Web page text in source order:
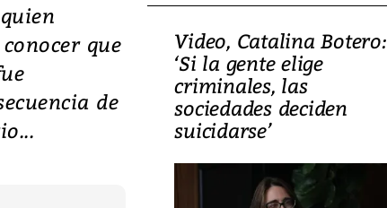
que
de
Terremoto
y graves
Video, Catalina Botero:
‘Si la gente elige
criminales, las
sociedades deciden
suicidarse’